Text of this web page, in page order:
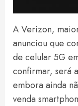
A Verizon,
anunciou que
de celular 5G
confirmar, será
embora ainda
venda